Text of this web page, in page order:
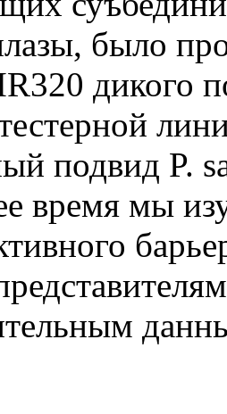
было
дикого
подвид P.
время мы